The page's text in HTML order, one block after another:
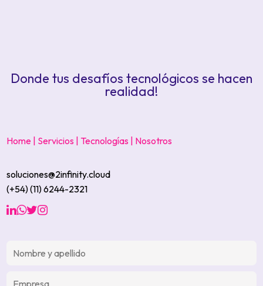
Donde tus desafíos tecnológicos se hacen
realidad!
Home | Servicios | Tecnologías | Nosotros
soluciones@2infinity.cloud
(+54) (11) 6244-2321